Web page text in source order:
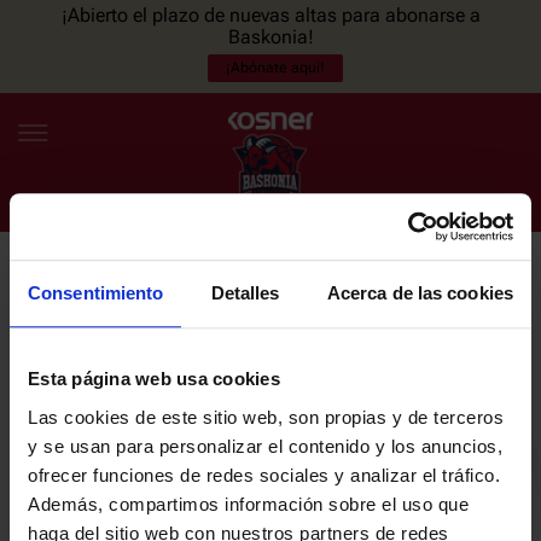
Consentimiento Detalles Acerca de las cookies
Esta página web usa cookies
Las cookies de este sitio web, son propias y de terceros
y se usan para personalizar el contenido y los anuncios,
ofrecer funciones de redes sociales y analizar el tráfico.
Además, compartimos información sobre el uso que
haga del sitio web con nuestros partners de redes
¡Abierto el plazo de nuevas altas para abonarse a
Baskonia!
¡Abónate aquí!
ES EU
NOTICIAS
PLANTILLA
ENTRADAS
NEWSLETTER
últimas noticias y promociones del club.
Email
He leído y acepto laPolítica de privacidaddel SASKI BASKONIA